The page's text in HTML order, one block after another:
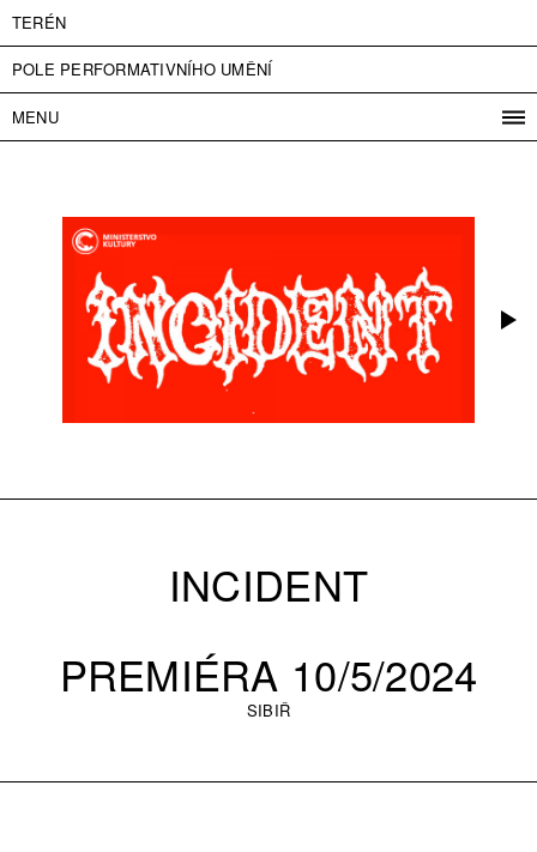
TERÉN
POLE PERFORMATIVNÍHO UMĚNÍ
MENU
KONTAKT
VSTUPNÉ
PARTNEŘI
INCIDENT
PREMIÉRA 10/5/2024
SIBIŘ